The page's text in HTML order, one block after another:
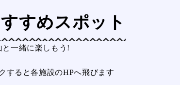
すめスポット
と一緒に楽しもう!
すると各施設のHPへ飛びます